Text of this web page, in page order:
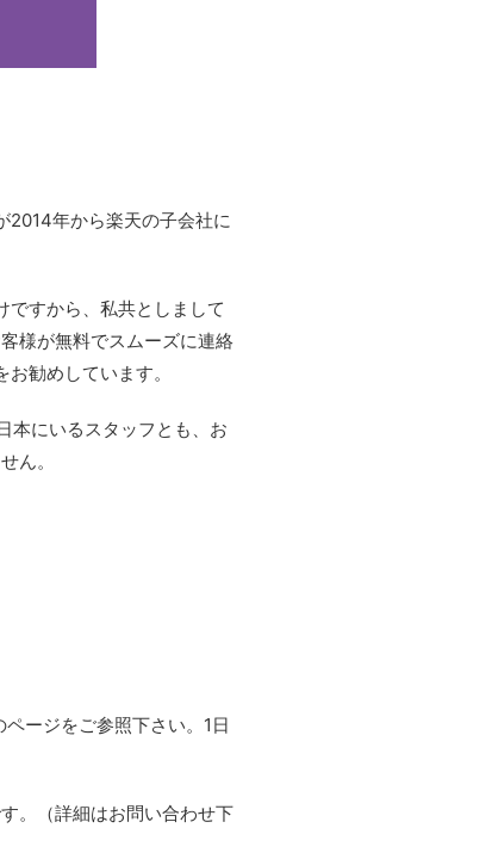
2014年から楽天の子会社に
すから、私共としまして
様が無料でスムーズに連絡
勧めしています。
本にいるスタッフとも、お
ん。
ページをご参照下さい。1日
。（詳細はお問い合わせ下